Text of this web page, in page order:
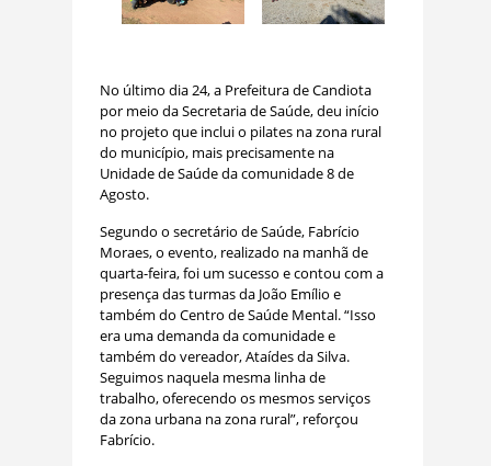
No último dia 24, a Prefeitura de Candiota
por meio da Secretaria de Saúde, deu início
no projeto que inclui o pilates na zona rural
do município, mais precisamente na
Unidade de Saúde da comunidade 8 de
Agosto.
Segundo o secretário de Saúde, Fabrício
Moraes, o evento, realizado na manhã de
quarta-feira, foi um sucesso e contou com a
presença das turmas da João Emílio e
também do Centro de Saúde Mental. “Isso
era uma demanda da comunidade e
também do vereador, Ataídes da Silva.
Seguimos naquela mesma linha de
trabalho, oferecendo os mesmos serviços
da zona urbana na zona rural”, reforçou
Fabrício.